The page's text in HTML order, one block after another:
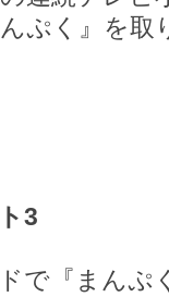
ぷく』を取
3
『まんぷ